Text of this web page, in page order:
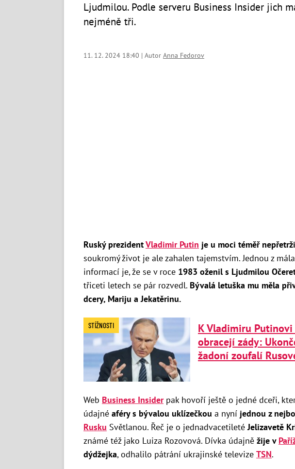
Ljudmilou. Podle serveru Business Insider jich
nejméně tři.
11. 12. 2024 18:40 | Autor Anna Fedorov
Ruský prezidentVladimir Putin je u moci téměř
soukromý život je ale zahalen tajemstvím. Jednou z
informací je, že se v roce 1983 oženil s Ljudmilou
třiceti letech se pár rozvedl. Bývalá letuška mu měla
dcery, Mariju a Jekatěrinu.
STÍŽNOSTI
K Vladimiru
obracejí zády:
žadoní zoufalí
Web Business Insiderpak hovoří ještě o jedné dceři,
údajné aféry s bývalou uklízečkou a nyní jednou z
Rusku Světlanou. Řeč je o jednadvacetiletéJelizavetě
známé též jako Luiza Rozovová. Dívka údajně žije v
dýdžejka, odhalilo pátrání ukrajinské televize TSN.